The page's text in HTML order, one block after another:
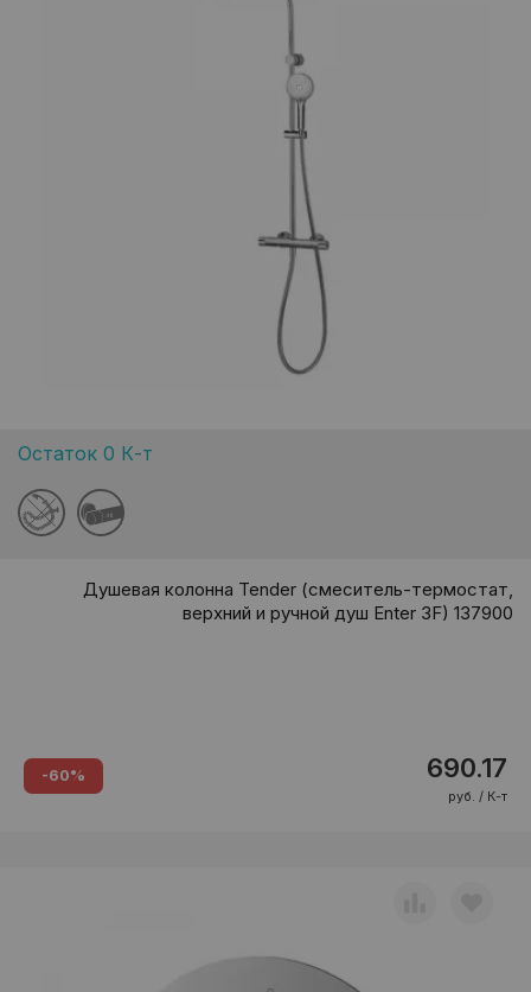
Остаток 0 К-т
Душевая колонна Tender (смеситель-термостат,
верхний и ручной душ Enter 3F) 137900
-60% 690.17
руб. / К-т